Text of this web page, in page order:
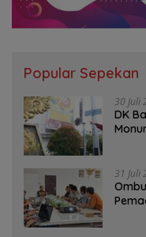
Popular Sepekan
30 Juli
DK
31 Juli